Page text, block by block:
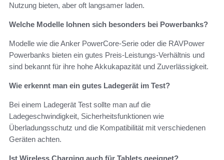
Nutzung bieten, aber oft langsamer laden.
Welche Modelle lohnen sich besonders bei Powerbanks?
Modelle wie die Anker PowerCore-Serie oder die RAVPower
Powerbanks bieten ein gutes Preis-Leistungs-Verhältnis und
sind bekannt für ihre hohe Akkukapazität und Zuverlässigkeit.
Wie erkennt man ein gutes Ladegerät im Test?
Bei einem Ladegerät Test sollte man auf die
Ladegeschwindigkeit, Sicherheitsfunktionen wie
Überladungsschutz und die Kompatibilität mit verschiedenen
Geräten achten.
Ist Wireless Charging auch für Tablets geeignet?